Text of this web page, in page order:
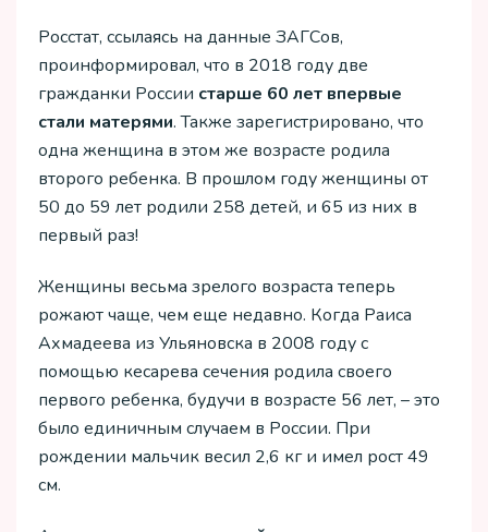
Росстат, ссылаясь на данные ЗАГСов,
проинформировал, что в 2018 году две
гражданки России старше 60 лет впервые
стали матерями. Также зарегистрировано, что
одна женщина в этом же возрасте родила
второго ребенка. В прошлом году женщины от
50 до 59 лет родили 258 детей, и 65 из них в
первый раз!
Женщины весьма зрелого возраста теперь
рожают чаще, чем еще недавно. Когда Раиса
Ахмадеева из Ульяновска в 2008 году с
помощью кесарева сечения родила своего
первого ребенка, будучи в возрасте 56 лет, – это
было единичным случаем в России. При
рождении мальчик весил 2,6 кг и имел рост 49
см.